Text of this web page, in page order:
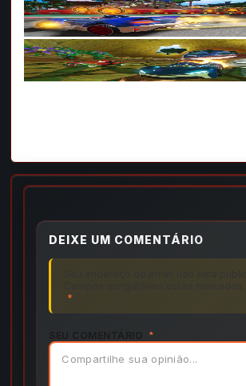
DEIXE UM COMENTÁRIO
*
*